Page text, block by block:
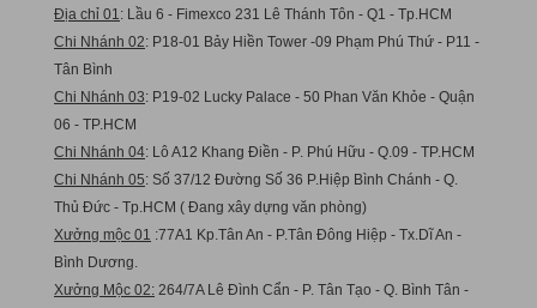
Địa chỉ 01 : Lầu 6 - Fimexco 231 Lê Thánh Tôn - Q1 - Tp.HCM
Chi Nhánh 02: P18-01 Bảy Hiền Tower -09 Phạm Phú Thứ - P11 -
Tân Bình
Chi Nhánh 03: P19-02 Lucky Palace - 50 Phan Văn Khỏe - Quận
06 - TP.HCM
Chi Nhánh 04: Lô A12 Khang Điền - P. Phú Hữu - Q.09 - TP.HCM
Chi Nhánh 05: Số 37/12 Đường Số 36 P.Hiệp Bình Chánh - Q.
Thủ Đức - Tp.HCM ( Đang xây dựng văn phòng)
Xưởng mộc 01
:77A1 Kp.Tân An - P.Tân Đông Hiệp - Tx.Dĩ An -
Bình Dương.
Xưởng Mộc 02: 264/7A Lê Đình Cẩn - P. Tân Tạo - Q. Bình Tân -